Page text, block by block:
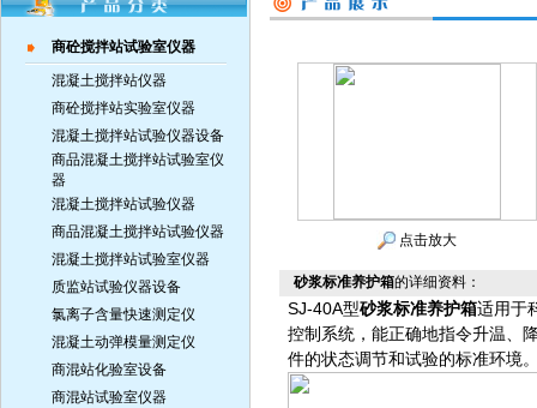
商砼搅拌站试验室仪器
混凝土搅拌站仪器
商砼搅拌站实验室仪器
混凝土搅拌站试验仪器设备
商品混凝土搅拌站试验室仪
器
混凝土搅拌站试验仪器
商品混凝土搅拌站试验仪器
混凝土搅拌站试验室仪器
质监站试验仪器设备
氯离子含量快速测定仪
混凝土动弹模量测定仪
商混站化验室设备
商混站试验室仪器
点击放大
砂浆标准养护箱的详细资料：
SJ-40A型砂浆标准养护箱适用于
控制系统，能正确地指令升温、
件的状态调节和试验的标准环境